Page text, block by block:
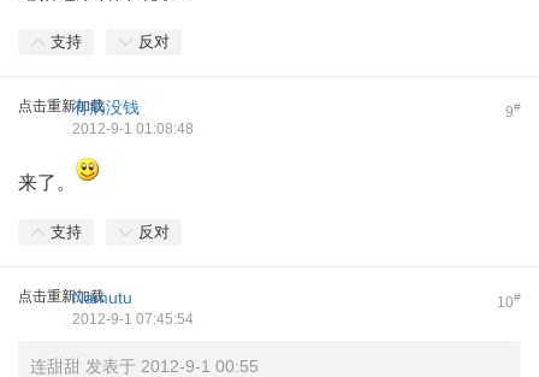
支持 反对
点击重新加载 9#
有病没钱
2012-9-1 01:08:48
来了。
支持 反对
点击重新加载 10#
Namutu
2012-9-1 07:45:54
连甜甜 发表于 2012-9-1 00:55